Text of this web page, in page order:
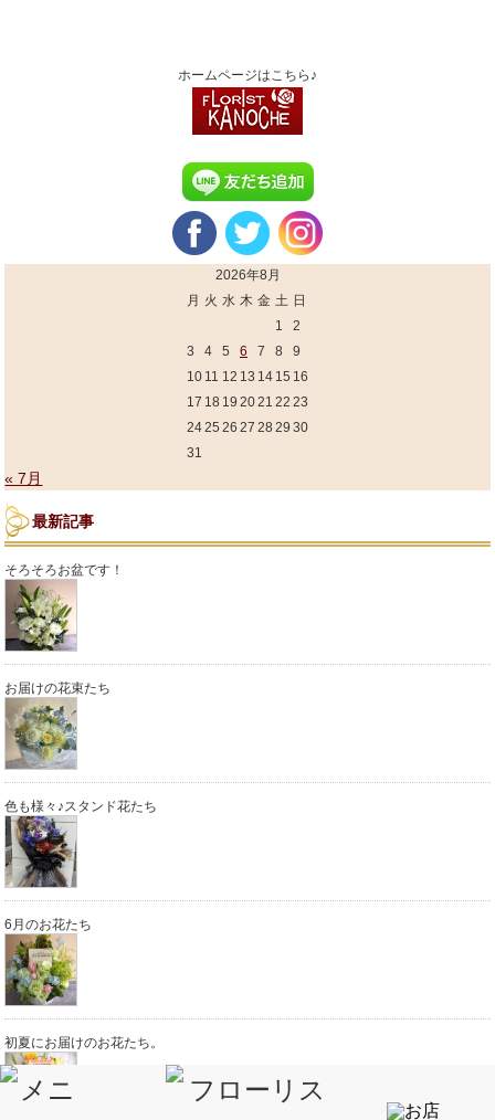
ホームページはこちら♪
2026年8月
月 火 水 木 金 土 日
1
2
3
4 5 6 7 8
9
10 11 12 13 14 15 16
17 18 19 2021 22 23
2425 26 27 28 29 30
31
« 7月
最新記事
そろそろお盆です！
お届けの花束たち
色も様々♪スタンド花たち
6月のお花たち
初夏にお届けのお花たち。